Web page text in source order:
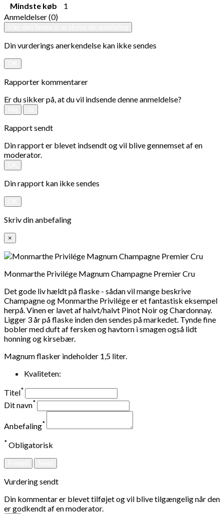
Mindste køb
1
Anmeldelser (0)
Din vurderings anerkendelse kan ikke sendes
Rapporter kommentarer
Er du sikker på, at du vil indsende denne anmeldelse?
Rapport sendt
Din rapport er blevet indsendt og vil blive gennemset af en
moderator.
Din rapport kan ikke sendes
Skriv din anbefaling
×
Monmarthe Privilége Magnum Champagne Premier Cru
Det gode liv hældt på flaske - sådan vil mange beskrive
Champagne og Monmarthe Privilége er et fantastisk eksempel
herpå. Vinen er lavet af halvt/halvt Pinot Noir og Chardonnay.
Ligger 3 år på flaske inden den sendes på markedet. Tynde fine
bobler med duft af fersken og havtorn i smagen også lidt
honning og kirsebær.
Magnum flasker indeholder 1,5 liter.
Kvaliteten:
Titel*
Dit navn*
Anbefaling*
*Obligatorisk
Vurdering sendt
Din kommentar er blevet tilføjet og vil blive tilgængelig når den
er godkendt af en moderator.